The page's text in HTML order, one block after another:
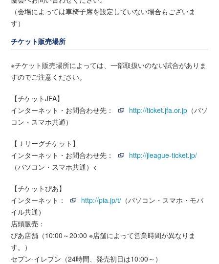
（会場によっては車椅子席を設定していない場合もございま
す）
チケット販売場所
※チケット販売場所によっては、一部取扱いのない試合がありま
すのでご注意ください。
【チケットJFA】
インターネット・お問合わせ先：
http://ticket.jfa.or.jp （パソ
コン・スマホ共通）
【Ｊリーグチケット】
インターネット・お問合わせ先：
http://jleague-ticket.jp/
（パソコン・スマホ共通）<
【チケットぴあ】
インターネット：
http://pia.jp/t/ （パソコン・スマホ・モバ
イル共通）
店頭販売：
ぴあ店舗（10:00～20:00 ※店舗によって営業時間が異なりま
す。）
セブン-イレブン（24時間、発売初日は10:00～）